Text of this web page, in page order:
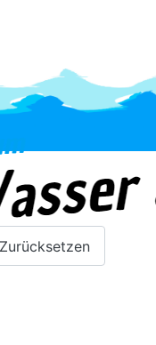
Zurücksetzen